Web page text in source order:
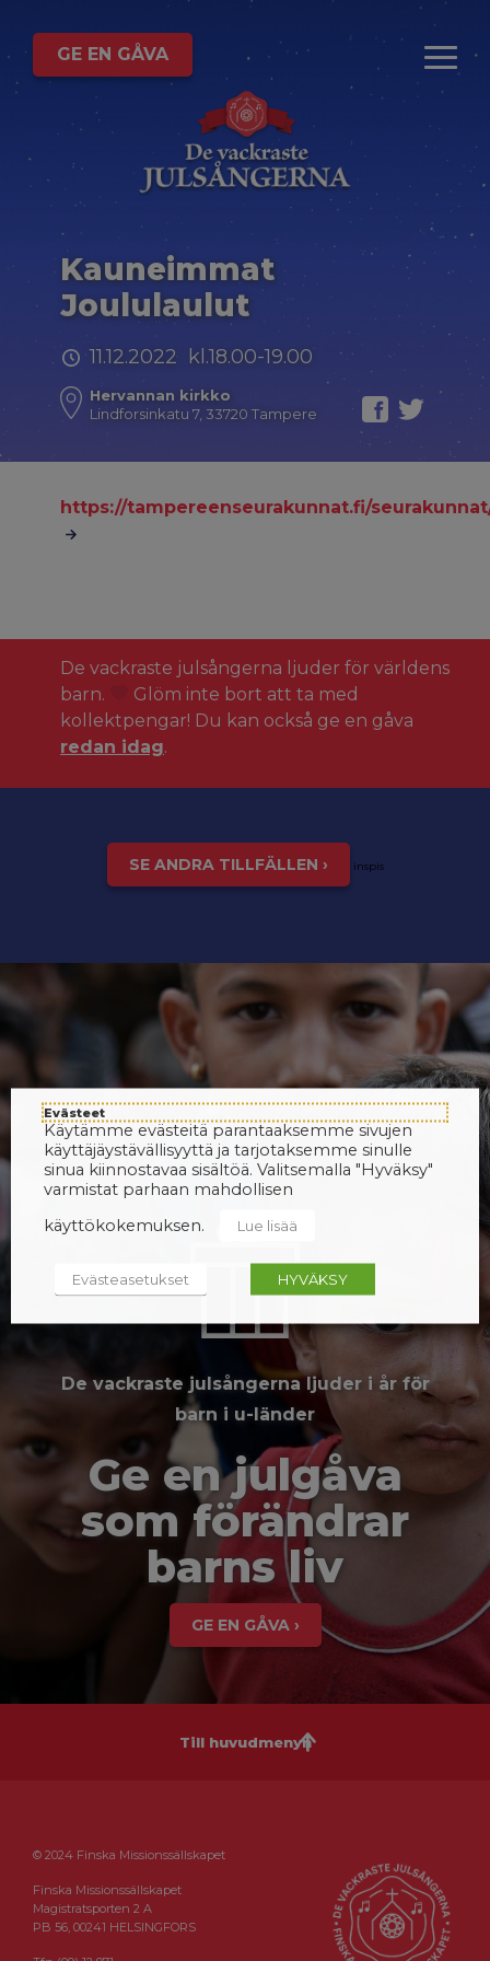
GE EN GÅVA
Kauneimmat
Joululaulut
11.12.2022 kl.18.00-19.00
Hervannan kirkko
Lindforsinkatu 7, 33720 Tampere
https://tampereenseurakunnat.fi/
De vackraste julsångerna ljuder för världens
barn.
Glöm inte bort att ta med
kollektpengar! Du kan också ge en gåva
redan idag.
SE ANDRA TILLFÄLLEN › inspis
De vackraste julsångerna ljuder i år för
barn i u-länder
Ge en julgåva
som förändrar
barns liv
GE EN GÅVA ›
Till huvudmenyn
© 2024 Finska Missionssällskapet
Finska Missionssällskapet
Magistratsporten 2 A
PB 56, 00241 HELSINGFORS
Evästeet
Käytämme evästeitä parantaaksemme sivujen
käyttäjäystävällisyyttä ja tarjotaksemme sinulle
sinua kiinnostavaa sisältöä. Valitsemalla "Hyväksy"
varmistat parhaan mahdollisen
käyttökokemuksen.
Lue lisää
Evästeasetukset HYVÄKSY